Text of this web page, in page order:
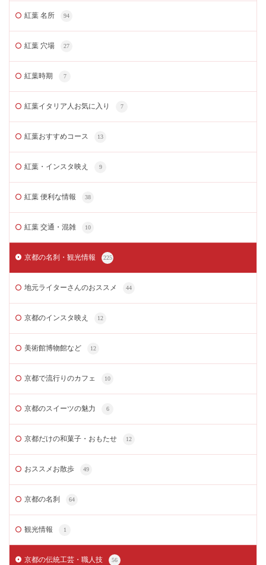
紅葉 名所 94
紅葉 穴場 27
紅葉時期 7
紅葉イタリア人お気に入り 7
紅葉おすすめコース 13
紅葉・インスタ映え 9
紅葉 便利な情報 38
紅葉 交通・混雑 10
京都の名刹・観光情報 225
地元ライターさんのおススメ 44
京都のインスタ映え 12
美術館博物館など 12
京都で流行りのカフェ 10
京都のスイーツの魅力 6
京都だけの和菓子・おもたせ 12
おススメお散歩 49
京都の名刹 64
観光情報 1
京都の伝統工芸・職人技 56